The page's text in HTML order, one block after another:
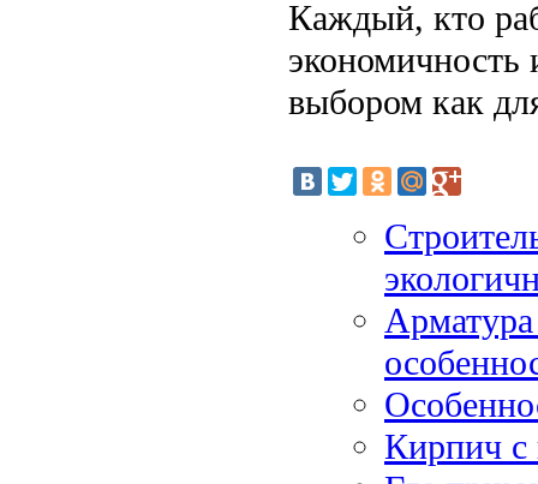
Каждый, кто
экономичность
выбором как
Кирпич с